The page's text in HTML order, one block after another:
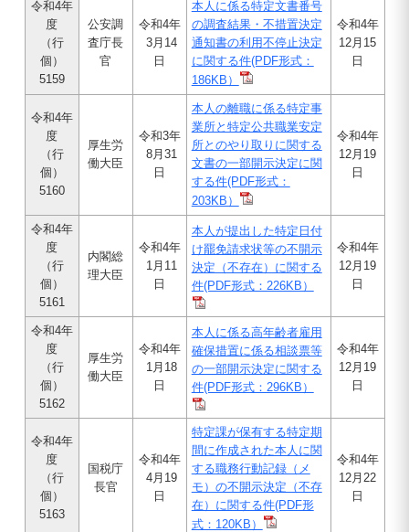
令和4年
度
（行
個）
5159
公安調
査庁長
官
令和4年
3月14
日
本人に係る特定文書番号
の調査結果・不措置決定
通知書の利用不停止決定
に関する件(PDF形式：
186KB）
令和4年
12月15
日
令和4年
度
（行
個）
5160
厚生労
働大臣
令和3年
8月31
日
本人の離職に係る特定事
業所と特定公共職業安定
所とのやり取りに関する
文書の一部開示決定に関
する件(PDF形式：
203KB）
令和4年
12月19
日
令和4年
度
（行
個）
5161
内閣総
理大臣
令和4年
1月11
日
本人が提出した特定日付
け罷免請求状等の不開示
決定（不存在）に関する
件(PDF形式：226KB）
令和4年
12月19
日
令和4年
度
（行
個）
5162
厚生労
働大臣
令和4年
1月18
日
本人に係る高年齢者雇用
確保措置に係る相談票等
の一部開示決定に関する
件(PDF形式：296KB）
令和4年
12月19
日
令和4年
度
（行
個）
5163
国税庁
長官
令和4年
4月19
日
特定課が保有する特定期
間に作成された本人に関
する職務行動記録（メ
モ）の不開示決定（不存
在）に関する件(PDF形
式：120KB）
令和4年
12月22
日